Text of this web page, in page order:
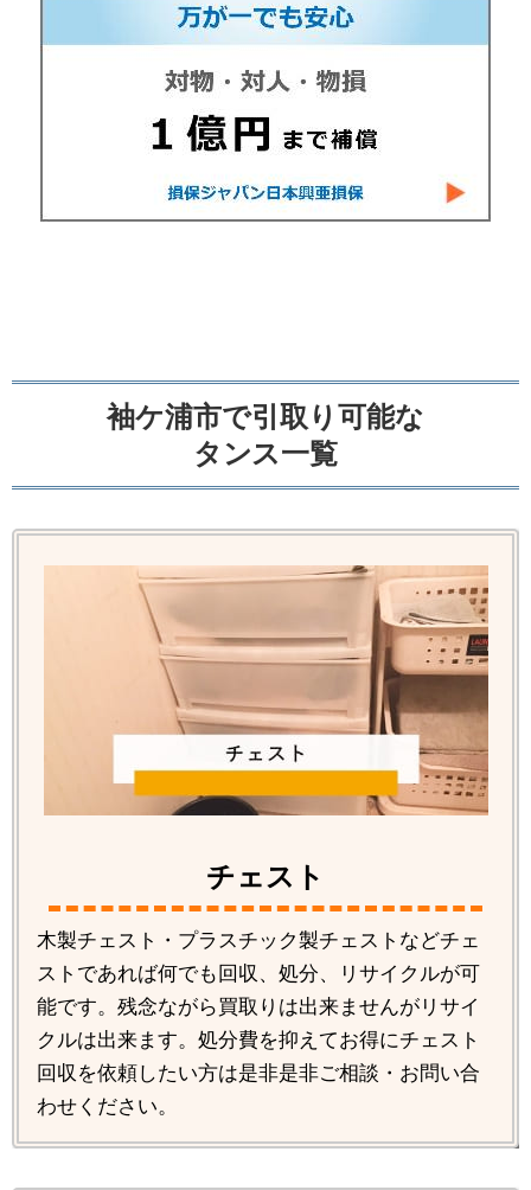
袖ケ浦市で引取り可能な
タンス一覧
チェスト
木製チェスト・プラスチック製チェストなどチェ
ストであれば何でも回収、処分、リサイクルが可
能です。残念ながら買取りは出来ませんがリサイ
クルは出来ます。処分費を抑えてお得にチェスト
回収を依頼したい方は是非是非ご相談・お問い合
わせください。